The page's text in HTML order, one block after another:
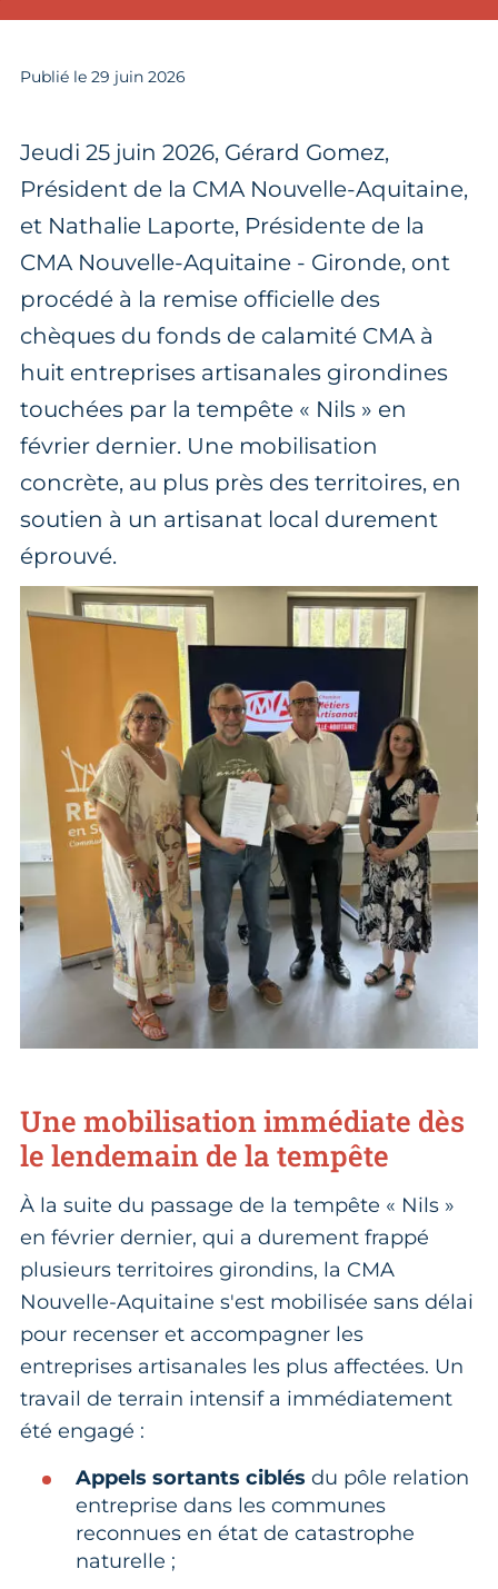
Publié le 29 juin 2026
Jeudi 25 juin 2026, Gérard Gomez,
Président de la CMA Nouvelle-Aquitaine,
et Nathalie Laporte, Présidente de la
CMA Nouvelle-Aquitaine - Gironde, ont
procédé à la remise officielle des
chèques du fonds de calamité CMA à
huit entreprises artisanales girondines
touchées par la tempête « Nils » en
février dernier. Une mobilisation
concrète, au plus près des territoires, en
soutien à un artisanat local durement
éprouvé.
Une mobilisation immédiate dès
le lendemain de la tempête
À la suite du passage de la tempête « Nils »
en février dernier, qui a durement frappé
plusieurs territoires girondins, la CMA
Nouvelle-Aquitaine s'est mobilisée sans délai
pour recenser et accompagner les
entreprises artisanales les plus affectées. Un
travail de terrain intensif a immédiatement
été engagé :
Appels sortants ciblés du pôle relation
entreprise dans les communes
reconnues en état de catastrophe
naturelle ;